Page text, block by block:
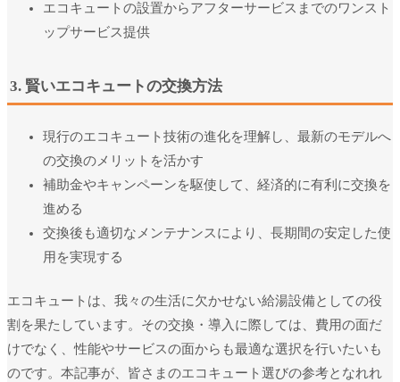
エコキュートの設置からアフターサービスまでのワンスト
ップサービス提供
3. 賢いエコキュートの交換方法
現行のエコキュート技術の進化を理解し、最新のモデルへ
の交換のメリットを活かす
補助金やキャンペーンを駆使して、経済的に有利に交換を
進める
交換後も適切なメンテナンスにより、長期間の安定した使
用を実現する
エコキュートは、我々の生活に欠かせない給湯設備としての役
割を果たしています。その交換・導入に際しては、費用の面だ
けでなく、性能やサービスの面からも最適な選択を行いたいも
のです。本記事が、皆さまのエコキュート選びの参考となれれ